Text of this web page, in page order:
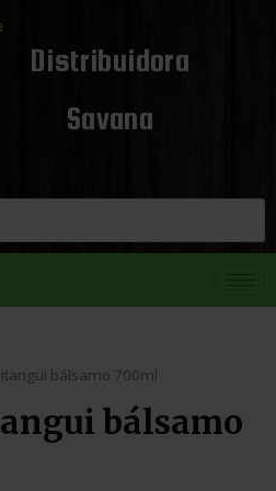
Distribuidora
Savana
bálsamo 700ml
bálsamo